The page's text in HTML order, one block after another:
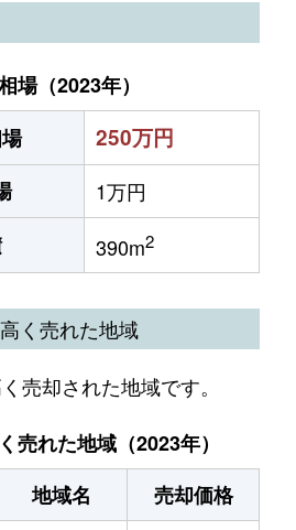
場（2023年）
250万円
1万円
390m2
く売れた地域
売却された地域です。
売れた地域（2023年）
地域名
売却価格